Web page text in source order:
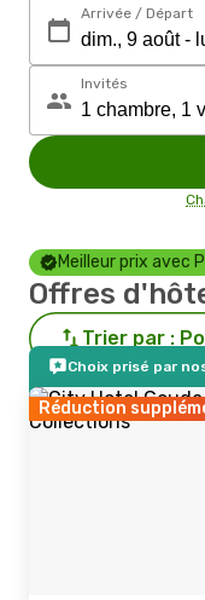
Arrivée / Départ
Invités
Meilleur prix avec
Offres
Trier par :
Choix prisé par
Réduction